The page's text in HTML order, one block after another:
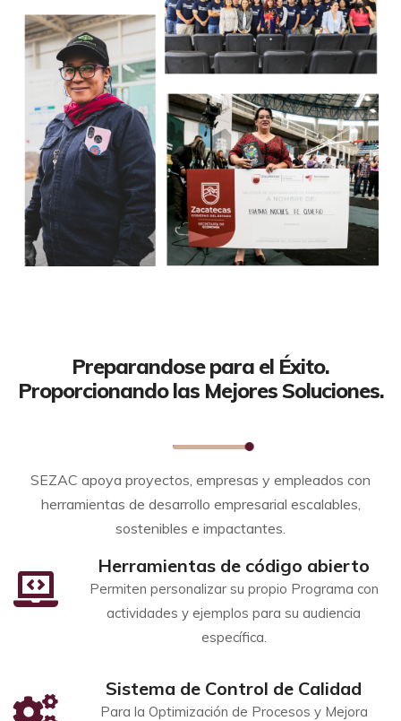
Preparandose para el Éxito.
Proporcionando las Mejores Soluciones.
SEZAC apoya proyectos, empresas y empleados con
herramientas de desarrollo empresarial escalables,
sostenibles e impactantes.
Herramientas de código abierto
Permiten personalizar su propio Programa con
actividades y ejemplos para su audiencia
específica.
Sistema de Control de Calidad
Para la Optimización de Procesos y Mejora